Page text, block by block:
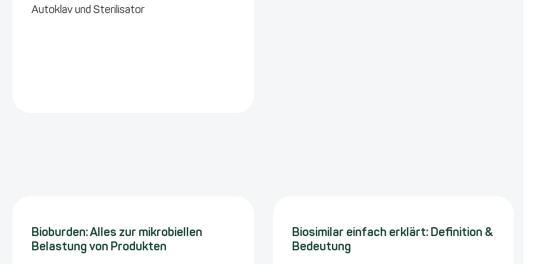
Autoklav und Sterilisator
Bioburden: Alles zur mikrobiellen
Belastung von Produkten
Biosimilar einfach erklärt: Definition &
Bedeutung